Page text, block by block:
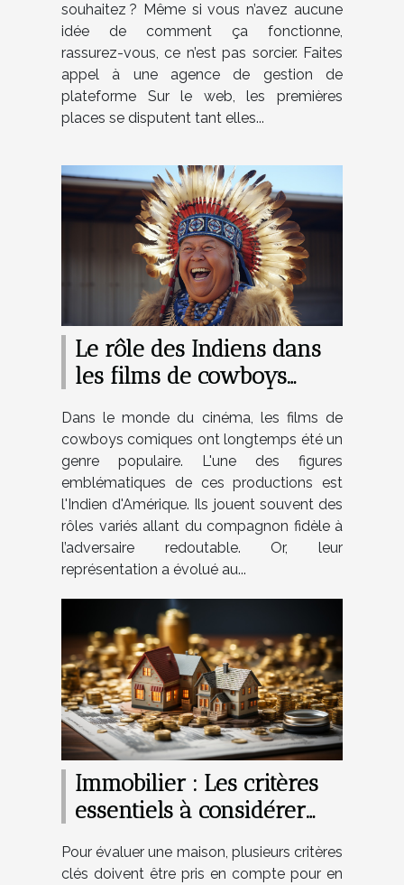
souhaitez ? Même si vous n’avez aucune
idée de comment ça fonctionne,
rassurez-vous, ce n’est pas sorcier. Faites
appel à une agence de gestion de
plateforme Sur le web, les premières
places se disputent tant elles...
Le rôle des Indiens dans
les films de cowboys
Dans le monde du cinéma, les films de
cowboys comiques ont longtemps été un
genre populaire. L'une des figures
emblématiques de ces productions est
l'Indien d'Amérique. Ils jouent souvent des
rôles variés allant du compagnon fidèle à
l’adversaire redoutable. Or, leur
représentation a évolué au...
Immobilier : Les critères
essentiels à considérer
maison
Pour évaluer une maison, plusieurs critères
clés doivent être pris en compte pour en